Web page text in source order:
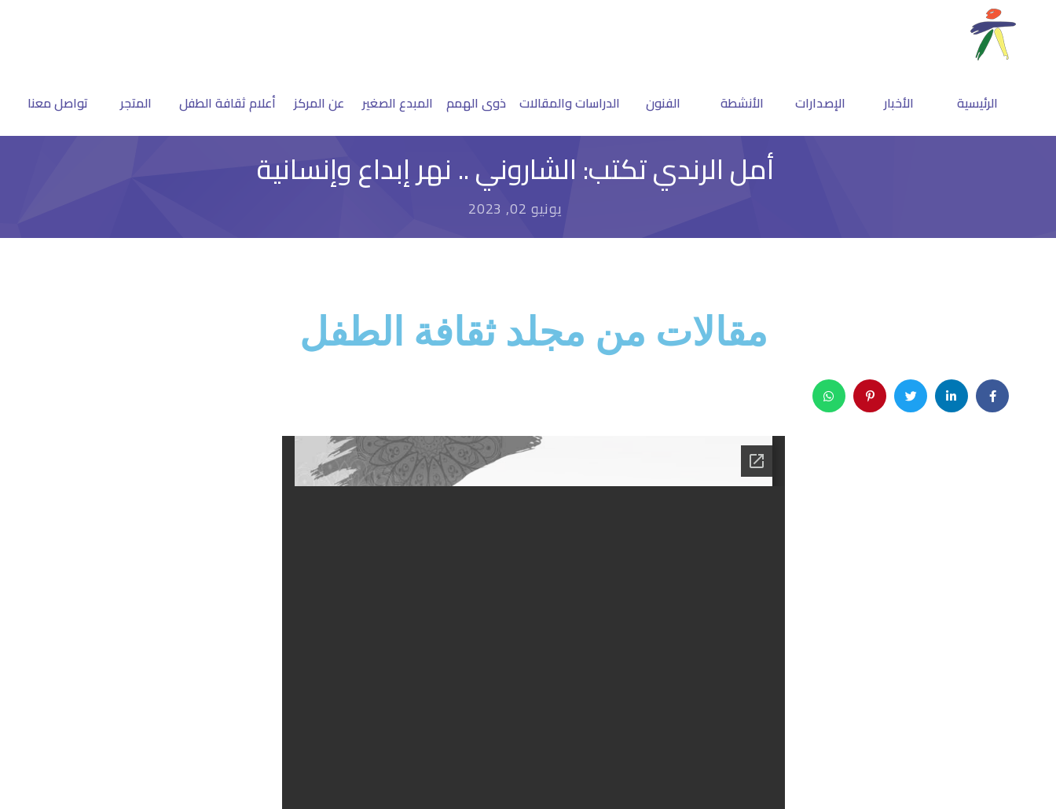
الرئيسية الأخبار الإصدارات الأنشطة الفنون الدراسات والمقالات ذوى الهمم المبدع الصغير عن المركز أعلام ثقافة الطفل المتجر تواصل معنا
أمل الرندي تكتب: الشاروني .. نهر إبداع وإنسانية
يونيو 02, 2023
مقالات من مجلد ثقافة الطفل